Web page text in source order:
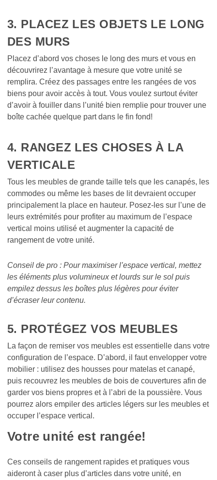
3. PLACEZ LES OBJETS LE LONG
DES MURS
Placez d’abord vos choses le long des murs et vous en
découvrirez l’avantage à mesure que votre unité se
remplira. Créez des passages entre les rangées de vos
biens pour avoir accès à tout. Vous voulez surtout éviter
d’avoir à fouiller dans l’unité bien remplie pour trouver une
boîte cachée quelque part dans le fin fond!
4. RANGEZ LES CHOSES À LA
VERTICALE
Tous les meubles de grande taille tels que les canapés, les
commodes ou même les bases de lit devraient occuper
principalement la place en hauteur. Posez-les sur l’une de
leurs extrémités pour profiter au maximum de l’espace
vertical moins utilisé et augmenter la capacité de
rangement de votre unité.
Conseil de pro : Pour maximiser l’espace vertical, mettez
les éléments plus volumineux et lourds sur le sol puis
empilez dessus les boîtes plus légères pour éviter
d’écraser leur contenu.
5. PROTÉGEZ VOS MEUBLES
La façon de remiser vos meubles est essentielle dans votre
configuration de l’espace. D’abord, il faut envelopper votre
mobilier : utilisez des housses pour matelas et canapé,
puis recouvrez les meubles de bois de couvertures afin de
garder vos biens propres et à l’abri de la poussière. Vous
pourrez alors empiler des articles légers sur les meubles et
occuper l’espace vertical.
Votre unité est rangée!
Ces conseils de rangement rapides et pratiques vous
aideront à caser plus d’articles dans votre unité, en